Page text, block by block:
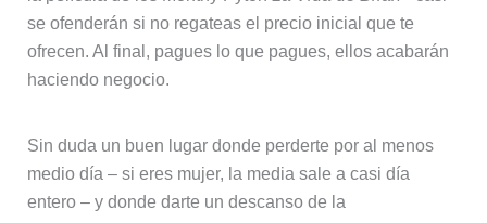
se ofenderán si no regateas el precio inicial que te
ofrecen. Al final, pagues lo que pagues, ellos acabarán
haciendo negocio.
Sin duda un buen lugar donde perderte por al menos
medio día – si eres mujer, la media sale a casi día
entero – y donde darte un descanso de la